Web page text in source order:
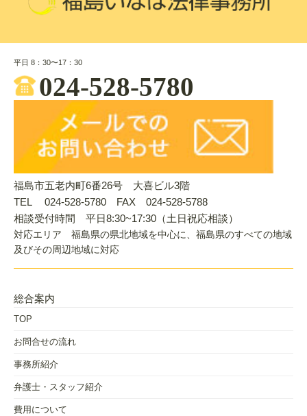
平日 8：30〜17：30
024-528-5780
福島市五老内町6番26号 大喜ビル3階
TEL 024-528-5780 FAX 024-528-5788
相談受付時間 平日8:30~17:30（土日祝応相談）
対応エリア 福島県の県北地域を中心に、福島県のすべての地域
及びその周辺地域に対応
総合案内
TOP
お問合せの流れ
事務所紹介
弁護士・スタッフ紹介
費用について